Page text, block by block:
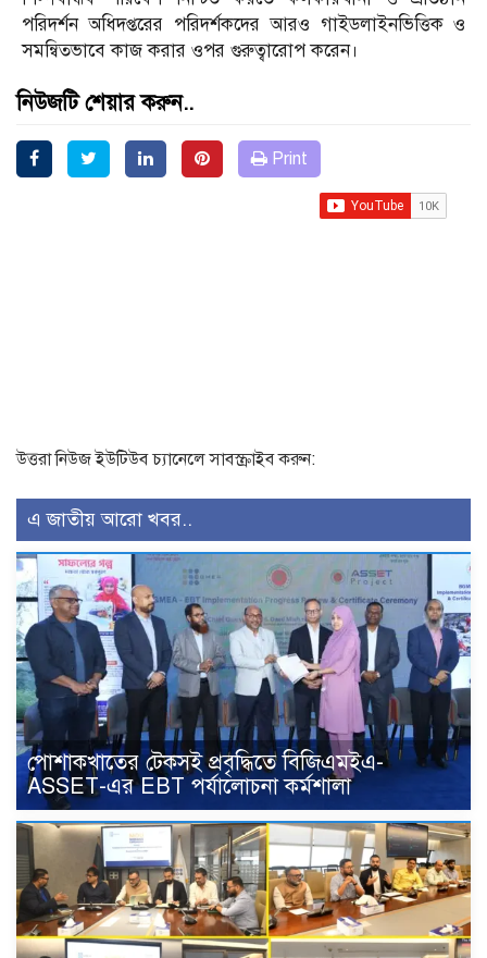
পরিদর্শন অধিদপ্তরের পরিদর্শকদের আরও গাইডলাইনভিত্তিক ও
সমন্বিতভাবে কাজ করার ওপর গুরুত্বারোপ করেন।
নিউজটি শেয়ার করুন..
Print
উত্তরা নিউজ ইউটিউব চ্যানেলে সাবস্ক্রাইব করুন:
এ জাতীয় আরো খবর..
পোশাকখাতের টেকসই প্রবৃদ্ধিতে বিজিএমইএ-
ASSET-এর EBT পর্যালোচনা কর্মশালা